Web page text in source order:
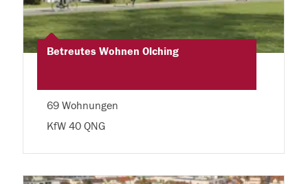
Betreutes Wohnen Olching
69 Wohnungen
KfW 40 QNG